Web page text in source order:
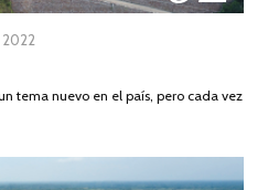
2022
DE
tema nuevo en el país, pero cada vez